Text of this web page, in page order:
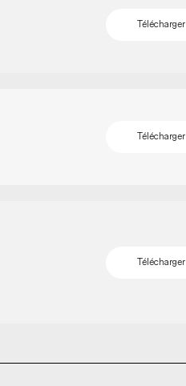
Télécharger
Télécharger
Télécharger